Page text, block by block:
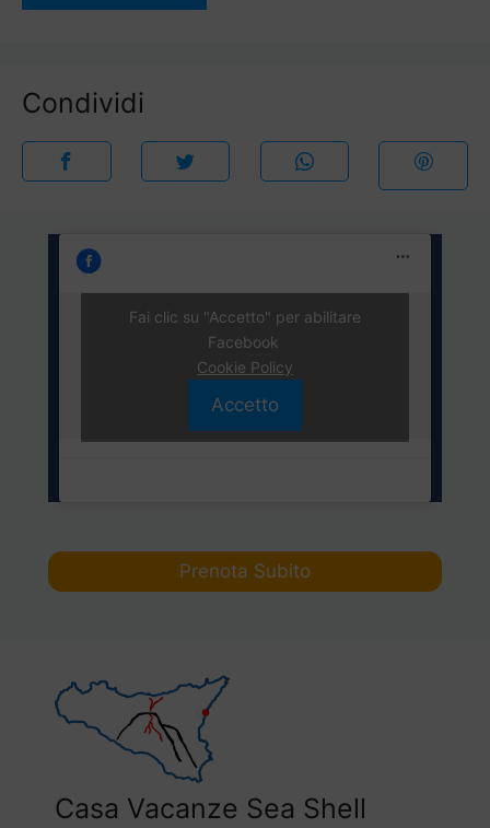
Condividi
Fai clic su "Accetto" per abilitare
Facebook
Cookie Policy
Accetto
Prenota Subito
Casa Vacanze Sea Shell